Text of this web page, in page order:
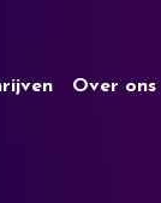
Over ons